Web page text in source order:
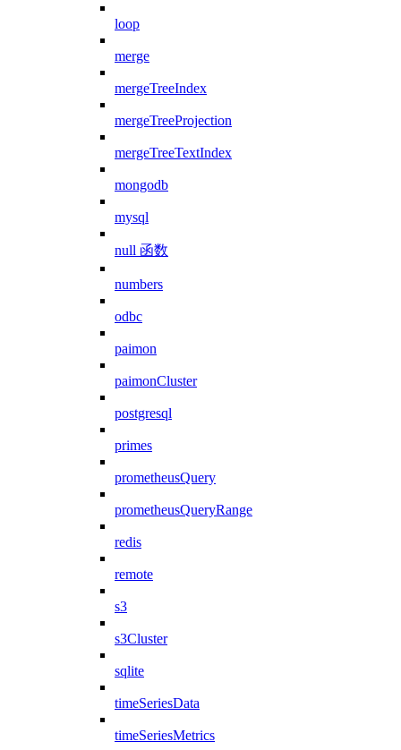
loop
merge
mergeTreeIndex
mergeTreeProjection
mergeTreeTextIndex
mongodb
mysql
null 函数
numbers
odbc
paimon
paimonCluster
postgresql
primes
prometheusQuery
prometheusQueryRange
redis
remote
s3
s3Cluster
sqlite
timeSeriesData
timeSeriesMetrics